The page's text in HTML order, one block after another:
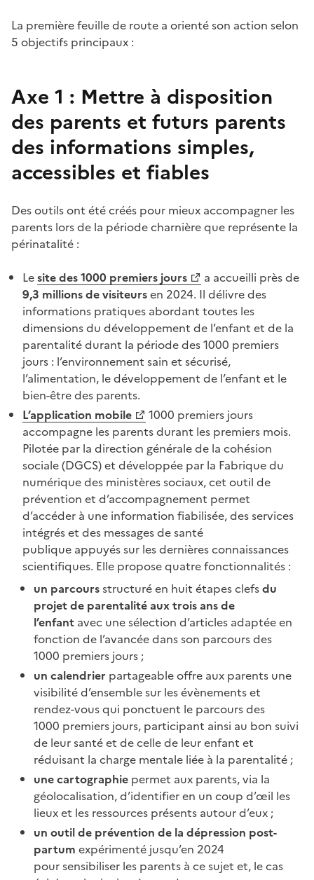
La première feuille de route a orienté son action selon
5 objectifs principaux :
Axe 1 : Mettre à disposition
des parents et futurs parents
des informations simples,
accessibles et fiables
Des outils ont été créés pour mieux accompagner les
parents lors de la période charnière que représente la
périnatalité :
Lesite des 1000 premiers jours
a accueilli près de
9,3 millions de visiteursen 2024. Il délivre des
informations pratiques abordant toutes les
dimensions du développement de l’enfant et de la
parentalité durant la période des 1000 premiers
jours : l’environnement sain et sécurisé,
l’alimentation, le développement de l’enfant et le
bien-être des parents.
L’application mobile
1000 premiers jours
accompagne les parents durant les premiers mois.
Pilotée par la direction générale de la cohésion
sociale (DGCS) et développée par la Fabrique du
numérique des ministères sociaux, cet outil de
prévention et d’accompagnement permet
d’accéder à une information fiabilisée, des services
intégrés et des messages de santé
publique appuyés sur les dernières connaissances
scientifiques. Elle propose quatre fonctionnalités :
un parcoursstructuré en huit étapes clefsdu
projet de parentalité aux trois ans de
l’enfant avec une sélection d’articles adaptée en
fonction de l’avancée dans son parcours des
1000 premiers jours ;
un calendrier partageable offre aux parents une
visibilité d’ensemble sur les évènements et
rendez-vous qui ponctuent le parcours des
1000 premiers jours, participant ainsi au bon suivi
de leur santé et de celle de leur enfant et
réduisant la charge mentale liée à la parentalité ;
une cartographie permet aux parents, via la
géolocalisation, d’identifier en un coup d’œil les
lieux et les ressources présents autour d’eux ;
un outil de prévention de la dépression post-
partum expérimenté jusqu’en 2024
poursensibiliser les parents à ce sujet et, le cas